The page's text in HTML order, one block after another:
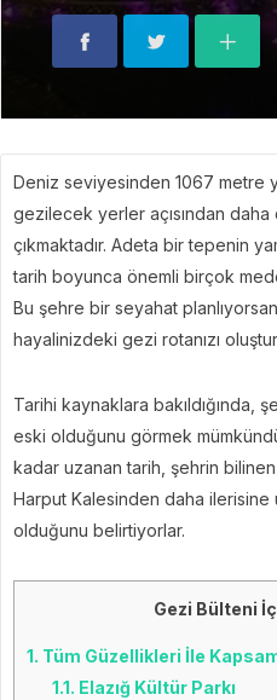
Deniz seviyesinden 1067 metre
gezilecek yerler açısından
çıkmaktadır. Adeta bir tepenin
tarih boyunca önemli birçok
Bu şehre bir seyahat
hayalinizdeki gezi rotanızı
Tarihi kaynaklara bakıldığında,
eski olduğunu görmek
kadar uzanan tarih, şehrin
Harput Kalesinden daha ilerisine
olduğunu belirtiyorlar.
Gezi Bülteni
1. Tüm Güzellikleri İle
1.1. Elazığ Kültür Parkı